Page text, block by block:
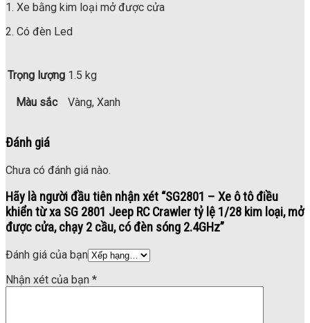
1. Xe bằng kim loại mở được cửa
2. Có đèn Led
Trọng lượng 1.5 kg
Màu sắc Vàng, Xanh
Đánh giá
Chưa có đánh giá nào.
Hãy là người đầu tiên nhận xét “SG2801 – Xe ô tô điều
khiển từ xa SG 2801 Jeep RC Crawler tỷ lệ 1/28 kim loại, mở
được cửa, chạy 2 cầu, có đèn sóng 2.4GHz”
Đánh giá của bạn
Nhận xét của bạn *